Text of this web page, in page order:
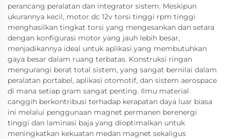
perancang peralatan dan integrator sistem. Meskipun
ukurannya kecil, motor dc 12v torsi tinggi rpm tinggi
menghasilkan tingkat torsi yang mengesankan dan setara
dengan konfigurasi motor yang jauh lebih besar,
menjadikannya ideal untuk aplikasi yang membutuhkan
gaya besar dalam ruang terbatas. Konstruksi ringan
mengurangi berat total sistem, yang sangat bernilai dalam
peralatan portabel, aplikasi otomotif, dan sistem aerospace
di mana setiap gram sangat penting. Ilmu material
canggih berkontribusi terhadap kerapatan daya luar biasa
ini melalui penggunaan magnet permanen berenergi
tinggi dan laminasi baja yang dioptimalkan untuk
meningkatkan kekuatan medan magnet sekaligus